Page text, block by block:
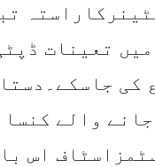
تعینات
کی
والے
اس